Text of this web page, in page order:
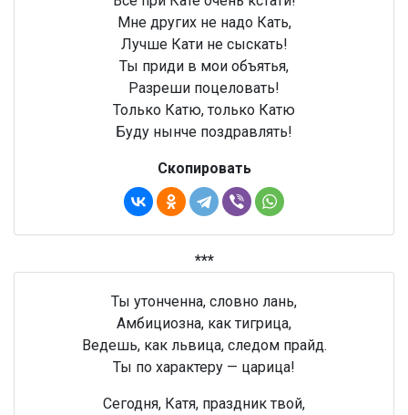
Мне других не надо Кать,
Лучше Кати не сыскать!
Ты приди в мои объятья,
Разреши поцеловать!
Только Катю, только Катю
Буду нынче поздравлять!
Скопировать
***
Ты утонченна, словно лань,
Амбициозна, как тигрица,
Ведешь, как львица, следом прайд.
Ты по характеру — царица!
Сегодня, Катя, праздник твой,